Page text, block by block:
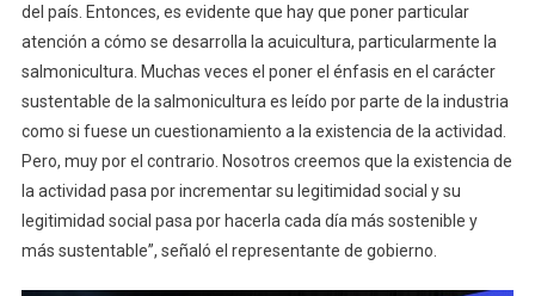
del país. Entonces, es evidente que hay que poner particular
atención a cómo se desarrolla la acuicultura, particularmente la
salmonicultura. Muchas veces el poner el énfasis en el carácter
sustentable de la salmonicultura es leído por parte de la industria
como si fuese un cuestionamiento a la existencia de la actividad.
Pero, muy por el contrario. Nosotros creemos que la existencia de
la actividad pasa por incrementar su legitimidad social y su
legitimidad social pasa por hacerla cada día más sostenible y
más sustentable”, señaló el representante de gobierno.